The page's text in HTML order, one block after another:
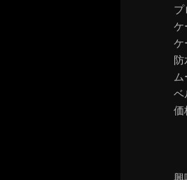
ケ
ケ
ベ
価